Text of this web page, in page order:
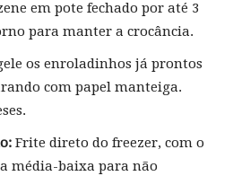
em pote fechado por até 3
para manter a crocância.
os enroladinhos já prontos
com papel manteiga.
Frite direto do freezer, com o
média-baixa para não